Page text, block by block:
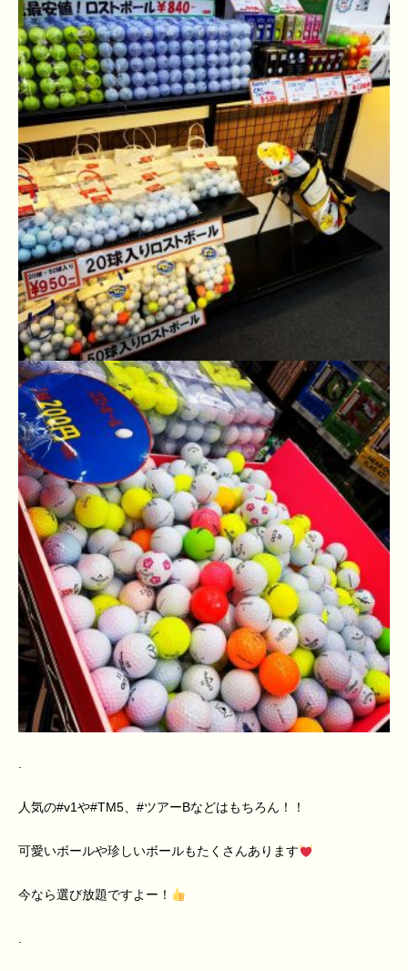
.
人気の#v1や#TM5、#ツアーBなどはもちろん！！
可愛いボールや珍しいボールもたくさんあります
今なら選び放題ですよー！
.